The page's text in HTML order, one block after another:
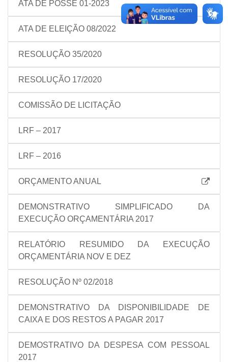
ATA DE POSSE 01-2023
ATA DE ELEIÇÃO 08/2022
RESOLUÇÃO 35/2020
RESOLUÇÃO 17/2020
COMISSÃO DE LICITAÇÃO
LRF – 2017
LRF – 2016
ORÇAMENTO ANUAL
DEMONSTRATIVO SIMPLIFICADO DA
EXECUÇÃO ORÇAMENTÁRIA 2017
RELATÓRIO RESUMIDO DA EXECUÇÃO
ORÇAMENTÁRIA NOV E DEZ
RESOLUÇÃO Nº 02/2018
DEMONSTRATIVO DA DISPONIBILIDADE DE
CAIXA E DOS RESTOS A PAGAR 2017
DEMOSTRATIVO DA DESPESA COM PESSOAL
2017